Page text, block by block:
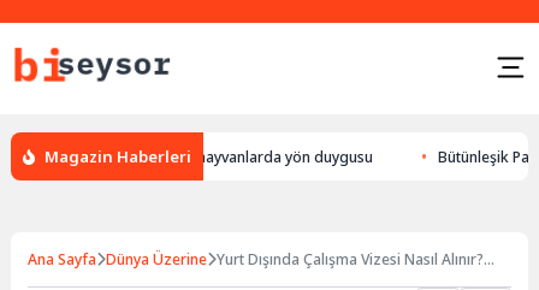
Magazin Haberleri
leylek yön bulması, hayvanlarda yön duygusu Bütünleşik
Ana Sayfa Dünya Üzerine Yurt Dışında Çalışma Vizesi Nasıl Alınır?